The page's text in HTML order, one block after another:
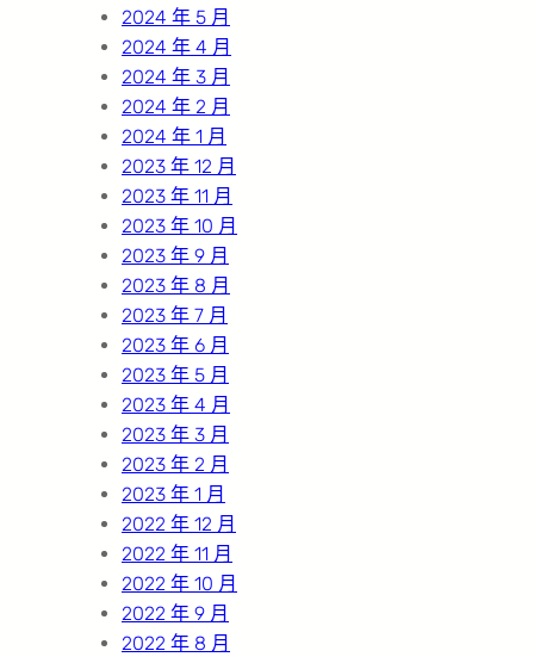
2024 年 5 月
2024 年 4 月
2024 年 3 月
2024 年 2 月
2024 年 1 月
2023 年 12 月
2023 年 11 月
2023 年 10 月
2023 年 9 月
2023 年 8 月
2023 年 7 月
2023 年 6 月
2023 年 5 月
2023 年 4 月
2023 年 3 月
2023 年 2 月
2023 年 1 月
2022 年 12 月
2022 年 11 月
2022 年 10 月
2022 年 9 月
2022 年 8 月